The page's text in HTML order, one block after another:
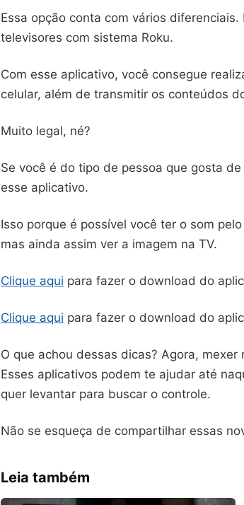
Essa opção conta com vários
televisores com sistema Roku.
Com esse aplicativo, você consegue
celular, além de transmitir os conteúdos
Muito legal, né?
Se você é do tipo de pessoa que gosta
esse aplicativo.
Isso porque é possível você ter o som
mas ainda assim ver a imagem na TV.
Clique aqui para fazer o download do
Clique aqui para fazer o download do
O que achou dessas dicas? Agora,
Esses aplicativos podem te ajudar até
quer levantar para buscar o controle.
Não se esqueça de compartilhar essas
Leia também